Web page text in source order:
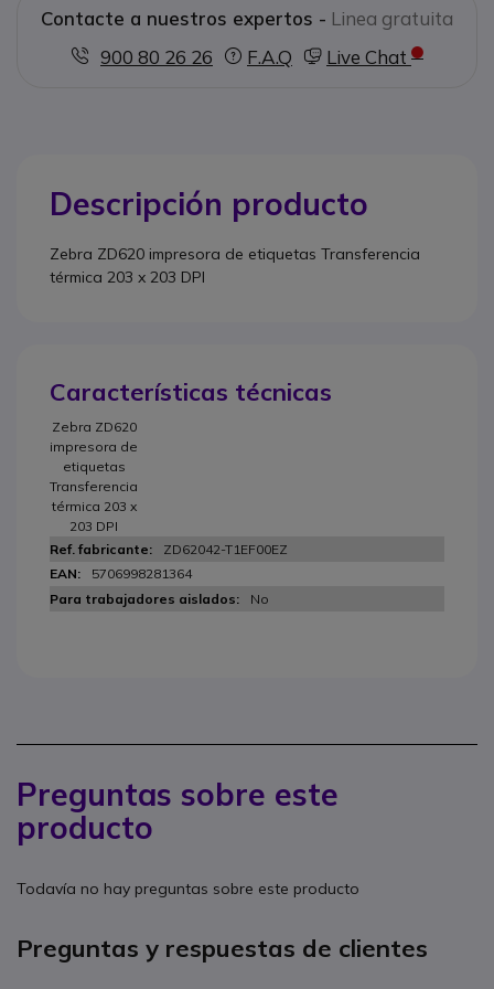
Contacte a nuestros expertos - Linea gratuita
900 80 26 26
F.A.Q Live Chat
Descripción producto
Zebra ZD620 impresora de etiquetas Transferencia
térmica 203 x 203 DPI
Características técnicas
Zebra ZD620
impresora de
etiquetas
Transferencia
térmica 203 x
203 DPI
ZD62042-T1EF00EZ
5706998281364
No
Preguntas sobre este
producto
Todavía no hay preguntas sobre este producto
Preguntas y respuestas de clientes